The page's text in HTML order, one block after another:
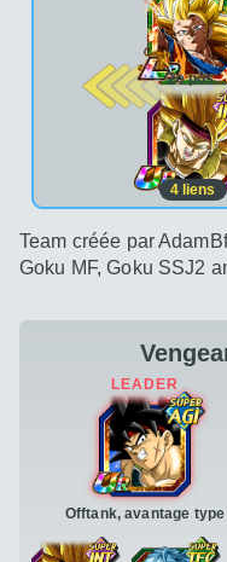
2e pos.
4 liens
Team créée par
Goku MF, Goku SSJ2
Offtank, avantage type